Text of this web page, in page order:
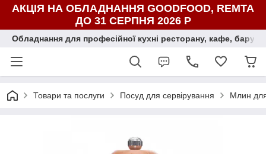
АКЦІЯ НА ОБЛАДНАННЯ GOODFOOD, REMTA
ДО 31 СЕРПНЯ 2026 Р
Обладнання для професійної кухні ресторану, кафе, бару,
Товари та послуги Посуд для сервірування Млин для